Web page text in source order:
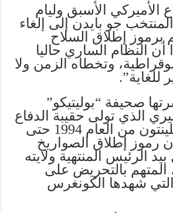
الأميركي الأسبق وليام
جو بايدن إلى إلغاء
برموز إطلاق السلاح
أن النظام الساري حاليا
وتخطاه الزمن ولا
للغاية”.
صحيفة “بوليتيكو”
الذي تولى حقيبة الدفاع
في عهد بيل كلينتون من العام 1994 حتى
1997، بأن رموز إطلاق الصواريخ
بيد الرئيس المنتهية ولايته
المتهم بالتحريض على
شهدها الكونغرس